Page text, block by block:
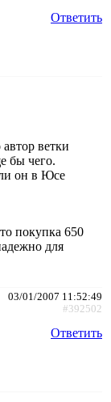
Ответить
ветки
бы чего.
он в Юсе
покупка 650
для
03/01/2007 11:52:49
#392502
Ответить